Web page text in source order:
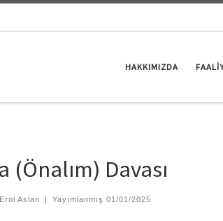
HAKKIMIZDA
(Önalım) Davası
Erol Aslan Yayımlanmış 01/01/2025